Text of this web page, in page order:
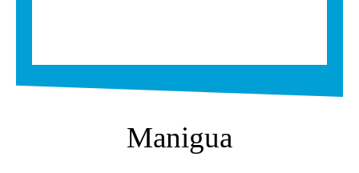
Manigua